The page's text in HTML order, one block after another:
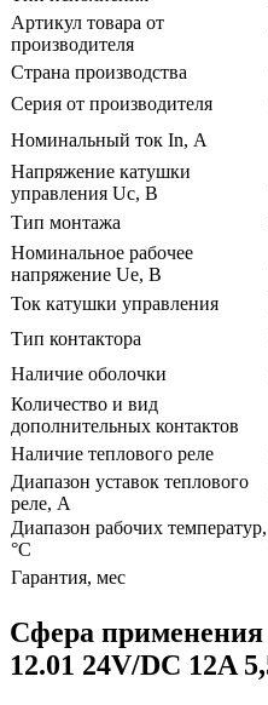
Артикул товара от
производителя
Страна производства
Серия от производителя
Номинальный ток In, А
Напряжение катушки
управления Uc, В
Тип монтажа
Номинальное рабочее
напряжение Ue, В
Ток катушки управления
Тип контактора
Наличие оболочки
Количество и вид
дополнительных контактов
Наличие теплового реле
Диапазон уставок теплового
реле, А
Диапазон рабочих температур,
°С
Гарантия, мес
Сфера применения
12.01 24V/DC 12A